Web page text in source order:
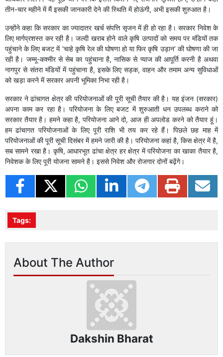
तीन-चार महीने में मैं इसकी जानकारी देने की स्थिति में होऊंगी, अभी इसकी शुरुआत है।
उन्होंने कहा कि सरकार का ज्यादातर खर्च संपत्ति सृजन में ही हो रहा है। सरकार निवेश के
लिए मार्गप्रशस्त कर रही है। जल्दी खराब होने वाले कृषि उत्पादों को समय पर मंडियों तक
पहुंचाने के लिए बजट में ‘चाहे कृषि रेल की घोषणा हो या फिर कृषि उड़ान’ की घोषणा की जा
रही है। जम्मू-कश्मीर से सेब का पहुंचाना है, नासिक से प्याज की आपूर्ति करनी है अथवा
नागपुर से संतरा मंडियों में पहुंचाना है, इसके लिए सड़क, वाहन और तमाम अन्य सुविधाओं
को खड़ा करने में सरकार अपनी भूमिका निभा रही है।
सरकार ने ढांचागत क्षेत्र की परियोजनाओं की पूरी सूची तैयार की है। यह इंजन (सरकार)
अपना काम कर रहा है। परियोजना के लिए बजट में शुरुआती धन उपलब्ध कराने को
सरकार तैयार है। हमने कहा है, परियोजना आने दो, आज ही अपलोड करने को तैयार हूं।
हम ढांचागत परियोजनाओं के लिए पूरी राशि भी तय कर रहे हैं। पिछले छह माह में
परियोजनाओं की पूरी सूची दिसंबर में हमने जारी की है। परियोजना कहां है, किस क्षेत्र में है,
सब सामने रखा है। कृषि, आधारभूत ढांचा क्षेत्र हर क्षेत्र में परियोजना का खाका तैयार है,
निवेशक के लिए पूरी योजना सामने है। इससे निवेश और रोजगार दोनों बढ़ेंगे।
Tags:
About The Author
Dakshin Bharat